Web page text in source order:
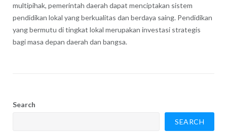
multipihak, pemerintah daerah dapat menciptakan sistem
pendidikan lokal yang berkualitas dan berdaya saing. Pendidikan
yang bermutu di tingkat lokal merupakan investasi strategis
bagi masa depan daerah dan bangsa.
Search
SEARCH